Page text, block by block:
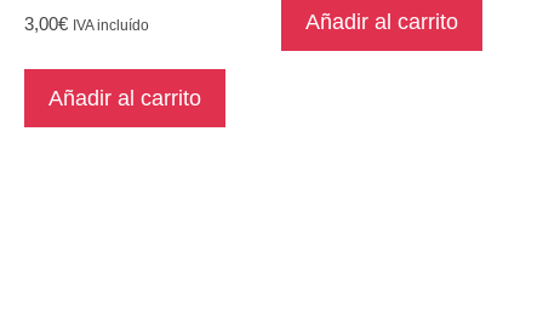
3,00€ IVA incluído
Añadir al carrito
Añadir al carrito